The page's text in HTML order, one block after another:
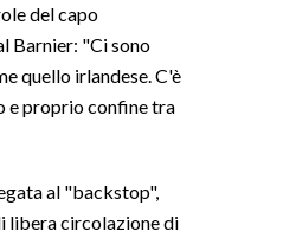
del capo
Barnier: "Ci sono
quello irlandese. C'è
e proprio confine tra
al "backstop",
libera circolazione di